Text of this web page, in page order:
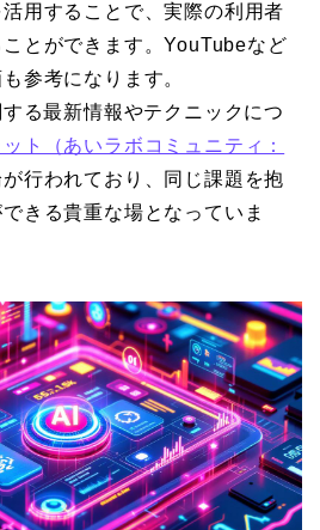
用することで、実際の利用者
とができます。YouTubeなど
参考になります。
る最新情報やテクニックにつ
ト（あいラボコミュニティ：
行われており、同じ課題を抱
きる貴重な場となっていま